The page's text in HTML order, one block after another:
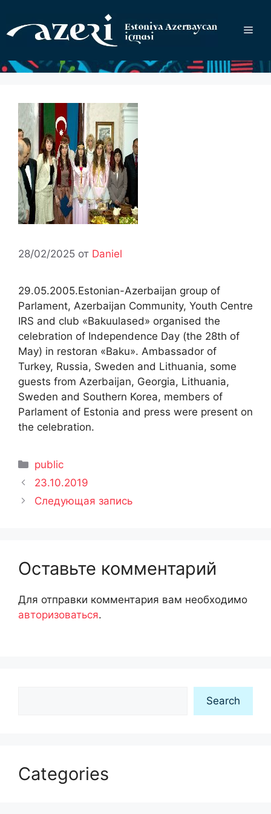
содержимому
28/02/2025 от Daniel
29.05.2005.Estonian-Azerbaijan group of
Parlament, Azerbaijan Community, Youth Centre
IRS and club «Bakuulased» organised the
celebration of Independence Day (the 28th of
May) in restoran «Baku». Ambassador of
Turkey, Russia, Sweden and Lithuania, some
guests from Azerbaijan, Georgia, Lithuania,
Sweden and Southern Korea, members of
Parlament of Estonia and press were present on
the celebration.
Рубрики
public
23.10.2019
Следующая запись
Оставьте комментарий
Для отправки комментария вам необходимо
авторизоваться.
Search
Categories